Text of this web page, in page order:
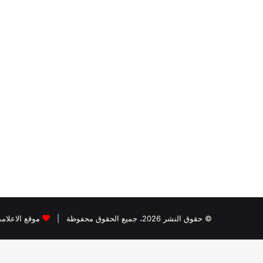
© حقوق النشر 2026، جميع الحقوق محفوظة | موقع